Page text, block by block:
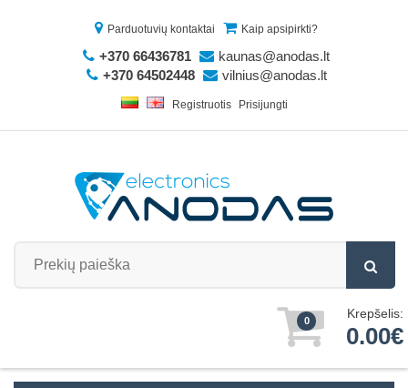
Parduotuvių kontaktai Kaip apsipirkti?
+370 66436781
kaunas@anodas.lt
+370 64502448
vilnius@anodas.lt
Registruotis Prisijungti
0 Krepšelis:
0.00€